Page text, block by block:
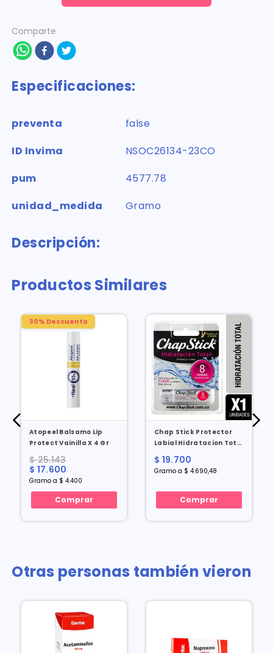
Comparte
Especificaciones:
preventa
false
ID Invima
NSOC26134-23CO
pum
4577.78
unidad_medida
Gramo
Descripción:
Productos Similares
30% Descuento
Atopeel Balsamo Lip
Protect Vainilla X 4 Gr
$ 25.143
$ 17.600
Gramo a $ 4.400
Comprar
Chap Stick Protector
Labial Hidratacion Total
$ 19.700
Gramo a $ 4.690,48
Comprar
Otras personas también vieron